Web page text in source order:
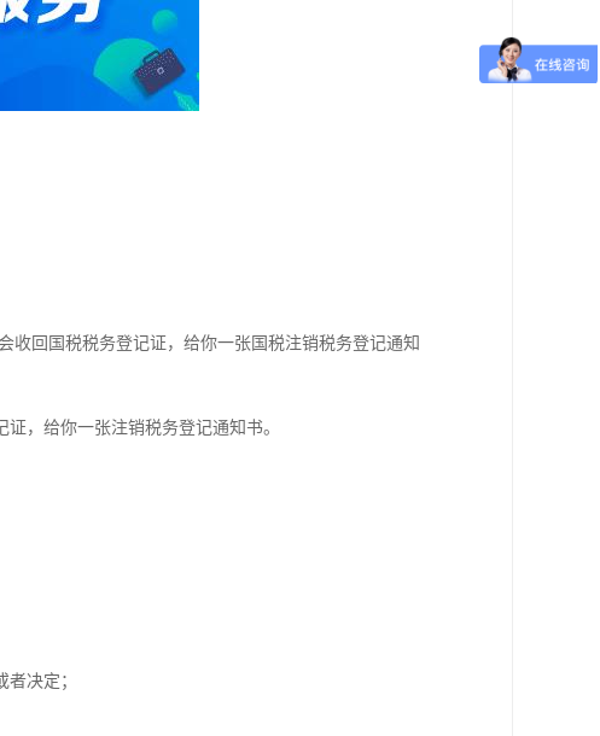
收回国税税务登记证，给你一张国税注销税务登记通知
，给你一张注销税务登记通知书。
决定；